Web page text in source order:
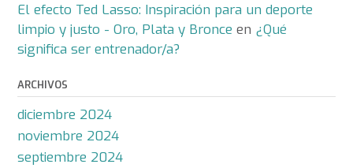
El efecto Ted Lasso: Inspiración para un deporte
limpio y justo - Oro, Plata y Bronce en ¿Qué
significa ser entrenador/a?
ARCHIVOS
diciembre 2024
noviembre 2024
septiembre 2024